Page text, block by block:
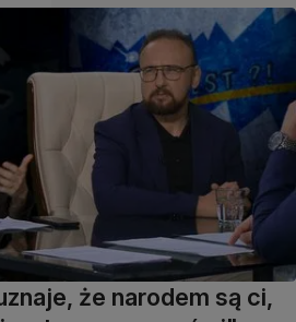
że narodem są ci,